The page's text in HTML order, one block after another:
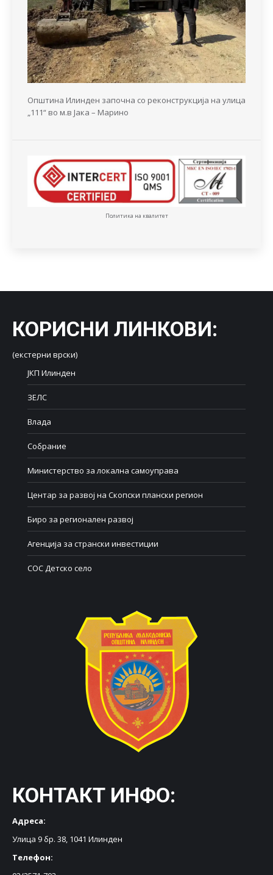
Општина Илинден започна со реконструкција на улица
„111“ во м.в Јака – Марино
Политика на квалитет
КОРИСНИ ЛИНКОВИ:
(екстерни врски)
ЈКП Илинден
ЗЕЛС
Влада
Собрание
Министерство за локална самоуправа
Центар за развој на Скопски плански регион
Биро за регионален развој
Агенција за странски инвестиции
СОС Детско село
КОНТАКТ ИНФО:
Адреса:
Улица 9 бр. 38, 1041 Илинден
Телефон: